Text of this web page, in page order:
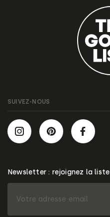
SUIVEZ-NOUS
Newsletter : rejoignez la liste